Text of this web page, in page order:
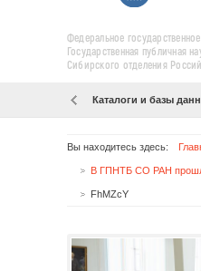
Федеральное
Государственная публичная
Сибирского отделения
Каталоги и базы
Вы находитесь здесь:
FhMZcY